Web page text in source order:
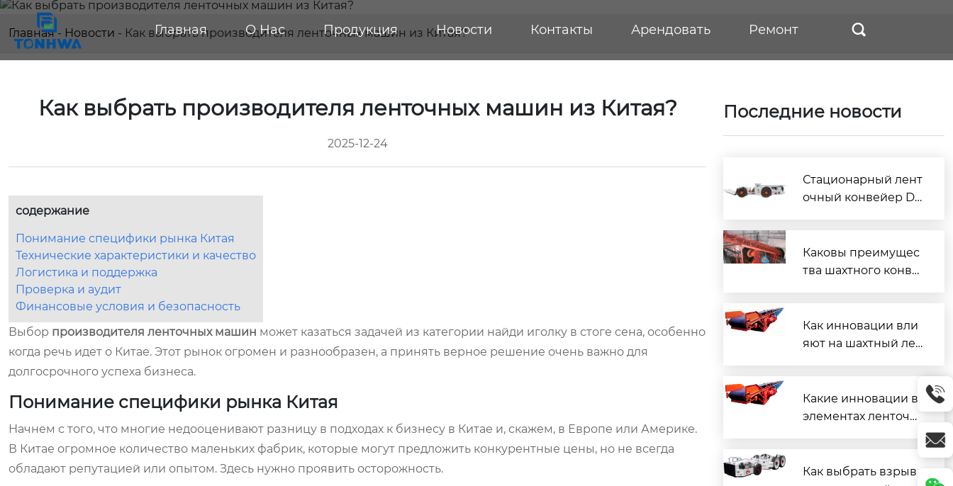
Главная О Нас Продукция Новости Контакты Арендовать Ремонт 
Главная- Новости - Как выбрать производителя ленточных машин из Китая?
Как выбрать производителя ленточных машин из Китая?
2025-12-24
содержание
Понимание специфики рынка Китая
Технические характеристики и качество
Логистика и поддержка
Проверка и аудит
Финансовые условия и безопасность
Выбор производителя ленточных машин может казаться задачей из категории найди иголку в стоге сена, особенно
когда речь идет о Китае. Этот рынок огромен и разнообразен, а принять верное решение очень важно для
долгосрочного успеха бизнеса.
Понимание специфики рынка Китая
Начнем с того, что многие недооценивают разницу в подходах к бизнесу в Китае и, скажем, в Европе или Америке.
В Китае огромное количество маленьких фабрик, которые могут предложить конкурентные цены, но не всегда
обладают репутацией или опытом. Здесь нужно проявить осторожность.
Последние новости
Стационарный лент
очный конвейер DT
нного транспорта
Каковы преимущес
тва шахтного конве
Как инновации вли
яют на шахтный лен
Какие инновации в
элементах ленточн
Как выбрать взрыв